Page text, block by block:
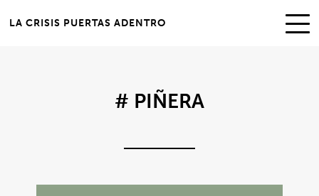
LA CRISIS PUERTAS ADENTRO
# PIÑERA